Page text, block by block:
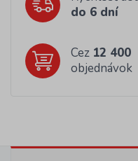
do 6 dní
Cez 12 400
objednávok